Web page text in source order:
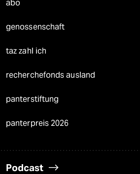
abo
genossenschaft
taz zahl ich
recherchefonds ausland
panterstiftung
panterpreis 2026
Podcast